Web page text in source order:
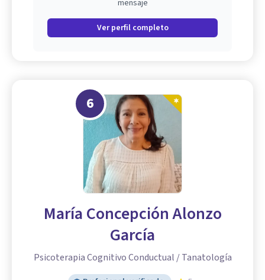
mensaje
Ver perfil completo
6
María Concepción Alonzo
García
Psicoterapia Cognitivo Conductual / Tanatología